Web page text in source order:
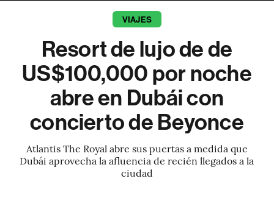
VIAJES
Resort de lujo de de
US$100,000 por noche
abre en Dubái con
concierto de Beyonce
Atlantis The Royal abre sus puertas a medida que
Dubái aprovecha la afluencia de recién llegados a la
ciudad